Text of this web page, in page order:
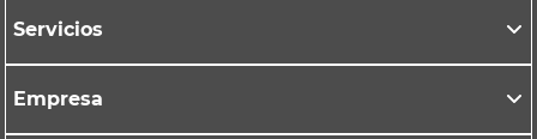
Servicios
Empresa